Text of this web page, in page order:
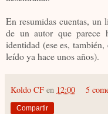
En resumidas cuentas, un
de un autor que parece
identidad (ese es,
leído ya hace unos años).
Koldo CF en 12:00 5
Compartir